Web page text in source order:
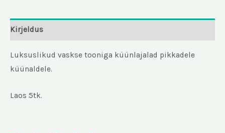
Kirjeldus
Luksuslikud vaskse tooniga küünlajalad pikkadele
küünaldele.
Laos 5tk.